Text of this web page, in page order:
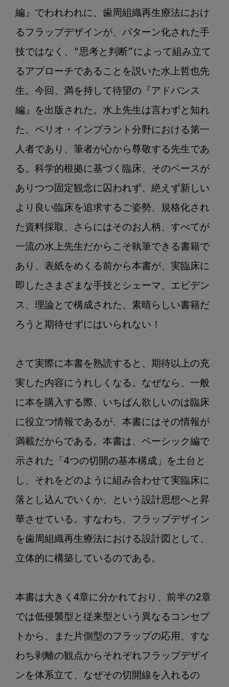
編』でわれわれに、歯周組織再生療法におけ
るフラップデザインが、パターン化された手
技ではなく、“思考と判断”によって組み立て
るアプローチであることを説いた水上哲也先
生。今回、満を持して待望の『アドバンス
編』を出版された。水上先生は言わずと知れ
た、ペリオ・インプラント分野における第一
人者であり、筆者が心から尊敬する先生であ
る。科学的根拠に基づく臨床、そのベースが
ありつつ固定観念に囚われず、絶えず新しい
より良い臨床を追求するご姿勢、規格化され
た資料採取、さらにはそのお人柄、すべてが
一流の水上先生だからこそ執筆できる書籍で
あり、表紙をめくる前から本書が、実臨床に
即したさまざまな手技とシェーマ、エビデン
ス、理論とで構成された、素晴らしい書籍だ
ろうと期待せずにはいられない！
さて実際に本書を熟読すると、期待以上の充
実した内容にうれしくなる。なぜなら、一般
に本を購入する際、いちばん欲しいのは臨床
に役立つ情報であるが、本書にはその情報が
満載だからである。本書は、ベーシック編で
示された「4つの切開の基本構成」を土台と
し、それをどのように組み合わせて実臨床に
落とし込んでいくか、という設計思想へと昇
華させている。すなわち、フラップデザイン
を歯周組織再生療法における設計図として、
立体的に構築しているのである。
本書は大きく4章に分かれており、前半の2章
では低侵襲型と従来型という異なるコンセプ
トから、また片側型のフラップの応用、すな
わち剥離の観点からそれぞれフラップデザイ
ンを体系立て、なぜその切開線を入れるの